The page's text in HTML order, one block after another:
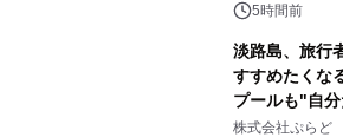
5時間前
淡路島、旅行
すすめたくな
プールも"自
日1組限定「
株式会社ぷらど